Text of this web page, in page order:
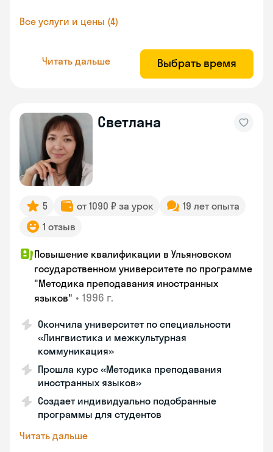
Все услуги и цены (4)
Читать дальше Выбрать время
Светлана
5 от 1090 ₽ за урок
19 лет опыта
1 отзыв
Повышение квалификации в Ульяновском
государственном университете по программе
"Методика преподавания иностранных
языков" • 1996 г.
Окончила университет по специальности
«Лингвистика и межкультурная
коммуникация»
Прошла курс «Методика преподавания
иностранных языков»
Создает индивидуально подобранные
программы для студентов
Читать дальше